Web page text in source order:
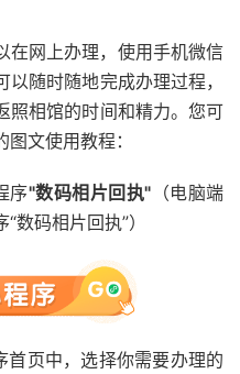
在网上办理，使用手机微信
以随时随地完成办理过程，
照相馆的时间和精力。您可
文使用教程：
序"数码相片回执" （电脑端
数码相片回执”）
首页中，选择你需要办理的